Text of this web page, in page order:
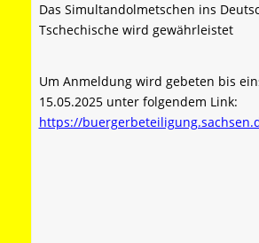
Das Simultandolmetschen ins
Tschechische wird gewährleistet
Um Anmeldung wird gebeten bis
15.05.2025 unter folgendem Link:
https://